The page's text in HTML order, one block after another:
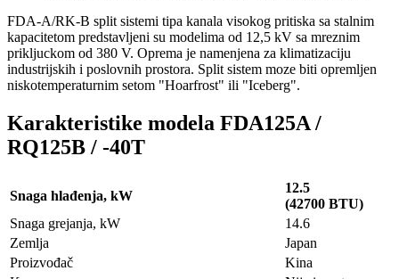
FDA-A/RK-B split sistemi tipa kanala visokog pritiska sa stalnim
kapacitetom predstavljeni su modelima od 12,5 kV sa mreznim
prikljuckom od 380 V. Oprema je namenjena za klimatizaciju
industrijskih i poslovnih prostora. Split sistem moze biti opremljen
niskotemperaturnim setom "Hoarfrost" ili "Iceberg".
Karakteristike modela FDA125A /
RQ125B / -40T
Snaga hlađenja, kW
12.5
(42700 BTU)
Snaga grejanja, kW
14.6
Zemlja
Japan
Proizvođač
Kina